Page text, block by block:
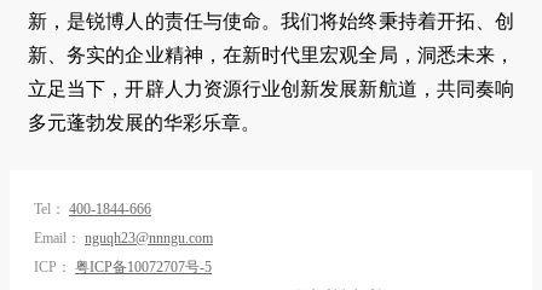
新，是锐博人的责任与使命。我们将始终秉持着开拓、创
新、务实的企业精神，在新时代里宏观全局，洞悉未来，
立足当下，开辟人力资源行业创新发展新航道，共同奏响
多元蓬勃发展的华彩乐章。
Tel： 400-1844-666
Email： nguqh23@nnngu.com
ICP： 粤ICP备10072707号-5